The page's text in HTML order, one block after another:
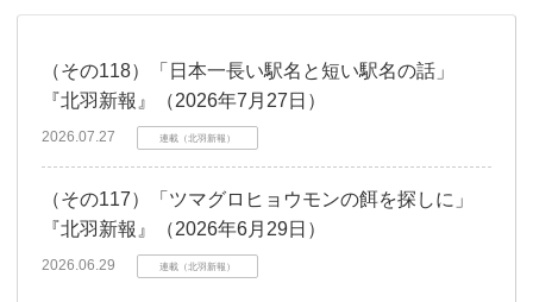
（その118）「日本一長い駅名と短い駅名の話」
『北羽新報』（2026年7月27日）
2026.07.27 連載（北羽新報）
（その117）「ツマグロヒョウモンの餌を探しに」
『北羽新報』（2026年6月29日）
2026.06.29 連載（北羽新報）